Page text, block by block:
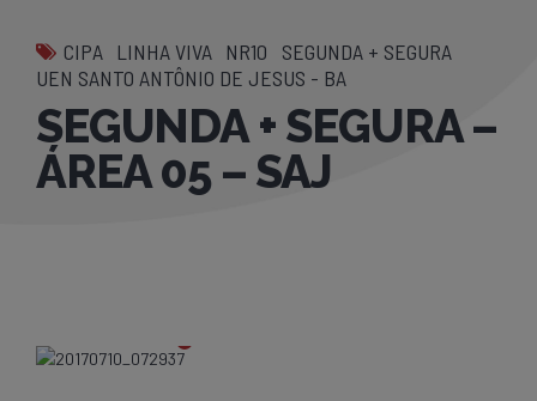
CIPA LINHA VIVA NR10
SEGUNDA + SEGURA
UEN SANTO ANTÔNIO DE JESUS - BA
SEGUNDA + SEGURA –
ÁREA 05 – SAJ